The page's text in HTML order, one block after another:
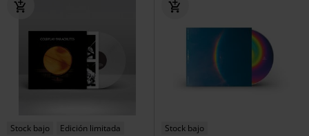
Stock bajo Edición limitada Stock bajo